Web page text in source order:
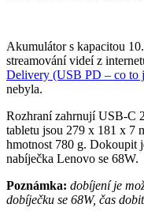
Akumulátor s kapacitou
streamování videí z
Delivery (USB PD – co to
nebyla.
Rozhraní zahrnují USB-C
tabletu jsou 279 x 181 x 7
hmotnost 780 g. Dokoupit
nabíječka Lenovo se 68W.
Poznámka: dobíjení je
dobíječku se 68W, čas